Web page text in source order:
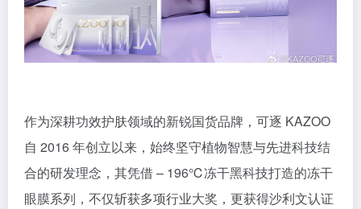
作为深耕功效护肤领域的新锐国货品牌，可逐 KAZOO
自 2016 年创立以来，始终坚守植物智慧与先进科技结
合的研发理念，其凭借 – 196℃冻干黑科技打造的冻干
眼膜系列，不仅斩获多项行业大奖，更获得沙利文认证